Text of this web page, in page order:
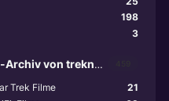
198
3
von treknews.de
21
Trek Filme